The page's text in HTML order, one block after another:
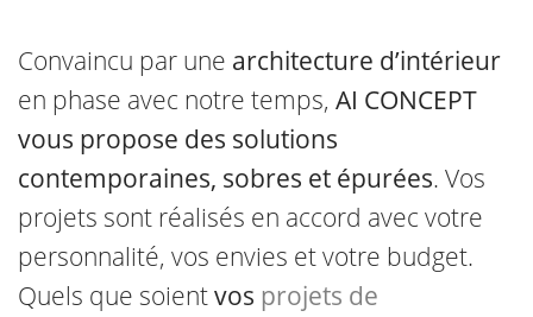
Convaincu par une architecture d’intérieur
en phase avec notre temps, AI CONCEPT
vous propose des solutions
contemporaines, sobres et épurées. Vos
projets sont réalisés en accord avec votre
personnalité, vos envies et votre budget.
Quels que soientvos projets de